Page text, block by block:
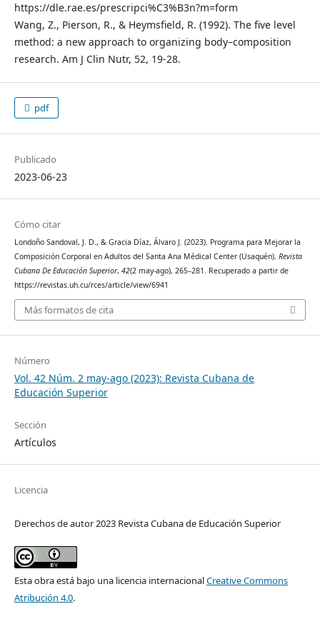
https://dle.rae.es/prescripci%C3%B3n?m=form
Wang, Z., Pierson, R., & Heymsfield, R. (1992). The five level
method: a new approach to organizing body–composition
research. Am J Clin Nutr, 52, 19-28.
pdf
Publicado
2023-06-23
Cómo citar
Londoño Sandoval, J. D., & Gracia Díaz, Álvaro J. (2023). Programa para Mejorar la
Composición Corporal en Adultos del Santa Ana Médical Center (Usaquén). Revista
Cubana De Educación Superior, 42(2 may-ago), 265–281. Recuperado a partir de
https://revistas.uh.cu/rces/article/view/6941
Más formatos de cita
Número
Vol. 42 Núm. 2 may-ago (2023): Revista Cubana de
Educación Superior
Sección
Artículos
Licencia
Derechos de autor 2023 Revista Cubana de Educación Superior
Esta obra está bajo una licencia internacionalCreative Commons
Atribución 4.0.